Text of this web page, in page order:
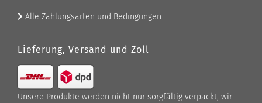
Alle Zahlungsarten und Bedingungen
Lieferung, Versand und Zoll
Unsere Produkte werden nicht nur sorgfältig verpackt, wir